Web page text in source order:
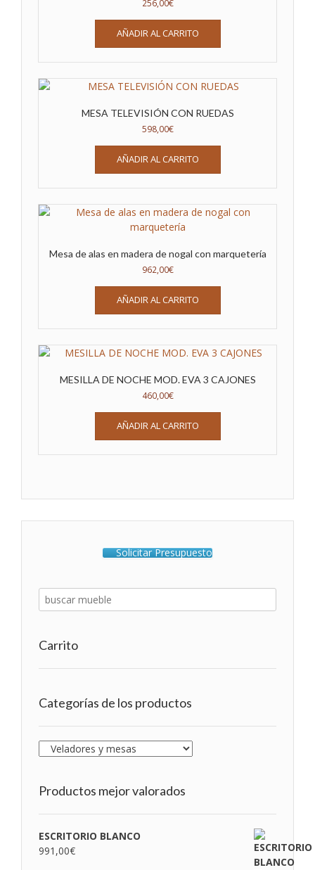
256,00€
AÑADIR AL CARRITO
MESA TELEVISIÓN CON RUEDAS
598,00€
AÑADIR AL CARRITO
Mesa de alas en madera de nogal con marquetería
962,00€
AÑADIR AL CARRITO
MESILLA DE NOCHE MOD. EVA 3 CAJONES
460,00€
AÑADIR AL CARRITO
Solicitar Presupuesto
Carrito
Categorías de los productos
Productos mejor valorados
ESCRITORIO BLANCO
991,00€